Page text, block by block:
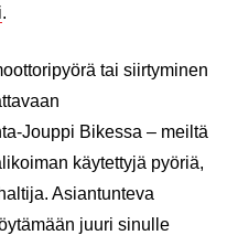
.
tai siirtyminen
Jouppi Bikessa – meiltä
käytettyjä pyöriä,
Asiantunteva
juuri sinulle